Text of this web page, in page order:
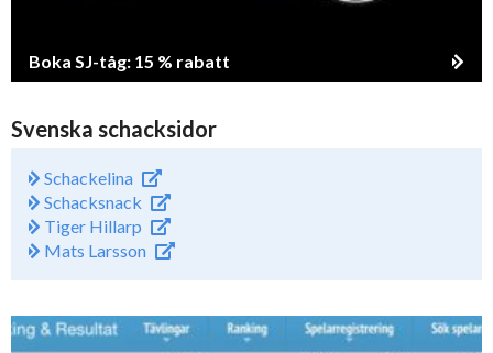
Boka SJ-tåg: 15 % rabatt
Svenska schacksidor
Schackelina
Schacksnack
Tiger Hillarp
Mats Larsson